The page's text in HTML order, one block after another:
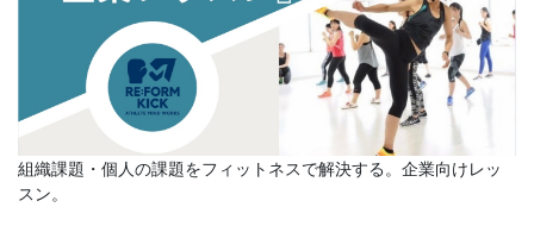
組織課題・個人の課題をフィットネスで解決する。企業向けレッ
スン。